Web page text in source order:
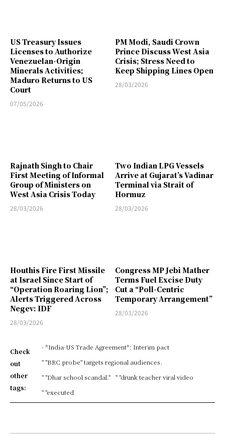
US Treasury Issues
Licenses to Authorize
Venezuelan-Origin
Minerals Activities;
Maduro Returns to US
Court
07/05/2026
PM Modi, Saudi Crown
Prince Discuss West Asia
Crisis; Stress Need to
Keep Shipping Lines Open
28/03/2026
Rajnath Singh to Chair
First Meeting of Informal
Group of Ministers on
West Asia Crisis Today
28/03/2026
Two Indian LPG Vessels
Arrive at Gujarat’s Vadinar
Terminal via Strait of
Hormuz
28/03/2026
Houthis Fire First Missile
at Israel Since Start of
“Operation Roaring Lion”;
Alerts Triggered Across
Negev: IDF
28/03/2026
Congress MP Jebi Mather
Terms Fuel Excise Duty
Cut a “Poll-Centric
Temporary Arrangement”
28/03/2026
Check
out
other
tags:
- *India-US Trade Agreement*: Interim pact
" "BRC probe" targets regional audiences.
" "Dhar school scandal." " "drunk teacher viral video
" "executed